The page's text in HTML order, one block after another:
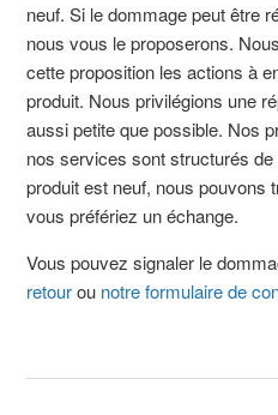
neuf. Si le dommage peut être
nous vous le proposerons.
cette proposition les actions à
produit. Nous privilégions une
aussi petite que possible. Nos
nos services sont structurés
produit est neuf, nous pouvons
vous préfériez un échange.
Vous pouvez signaler le
retourou notre formulaire de